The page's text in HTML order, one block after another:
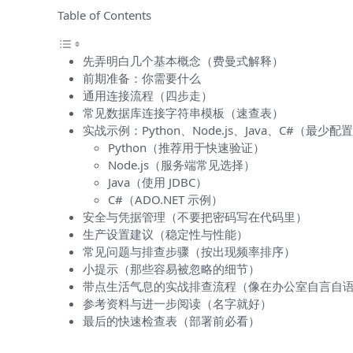
Table of Contents
先弄明白几个基本概念（费曼式解释）
前期准备：你需要什么
通用连接流程（四步走）
常见数据库连接字符串模板（速查表）
实战示例：Python、Node.js、Java、C#（最少配置
Python（推荐用于快速验证）
Node.js（服务端常见选择）
Java（使用 JDBC）
C#（ADO.NET 示例）
安全与凭据管理（不要把密码写在代码里）
生产设置建议（稳定性与性能）
常见问题与排查步骤（按出现频率排序）
小提示（那些容易被忽略的细节）
带点生活气息的实战排查流程（像在办公室自言自语
参考资料与进一步阅读（名字就好）
最后的快速检查表（部署前必看）